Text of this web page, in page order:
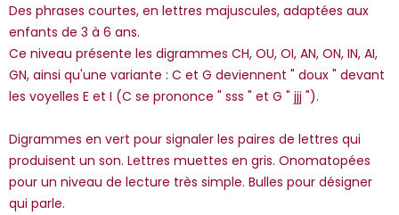
Des phrases courtes, en lettres majuscules, adaptées aux
enfants de 3 à 6 ans.
Ce niveau présente les digrammes CH, OU, OI, AN, ON, IN, AI,
GN, ainsi qu'une variante : C et G deviennent " doux " devant
les voyelles E et I (C se prononce " sss " et G " jjj ").
Digrammes en vert pour signaler les paires de lettres qui
produisent un son. Lettres muettes en gris. Onomatopées
pour un niveau de lecture très simple. Bulles pour désigner
qui parle.
*Guests cannot publish reviews